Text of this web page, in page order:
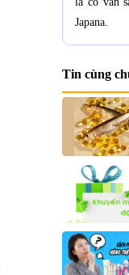
Japana.
Tin cùng